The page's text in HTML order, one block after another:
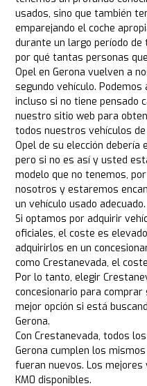
usados, sino que también
emparejando el coche
durante un largo período
por qué tantas personas
Opel en Gerona vuelven a
segundo vehículo.
incluso si no tiene pensado
nuestro sitio web para
todos nuestros vehículos
Opel de su elección
pero si no es así y usted
modelo que no tenemos,
nosotros y estaremos
un vehículo usado adecuado.
Si optamos por adquirir
oficiales, el coste es
adquirirlos en un
como Crestanevada, el
Por lo tanto, elegir
concesionario para comprar
mejor opción si está
Gerona.
Con Crestanevada, todos
Gerona cumplen los
fueran nuevos. Los mejores
KM0 disponibles.